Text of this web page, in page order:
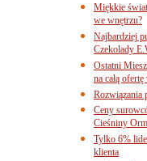
Miękkie
we wnętrzu?
Najbardziej
Czekolady
Ostatni
na całą
Rozwiązania
Ceny
Cieśniny
Tylko 6%
klienta